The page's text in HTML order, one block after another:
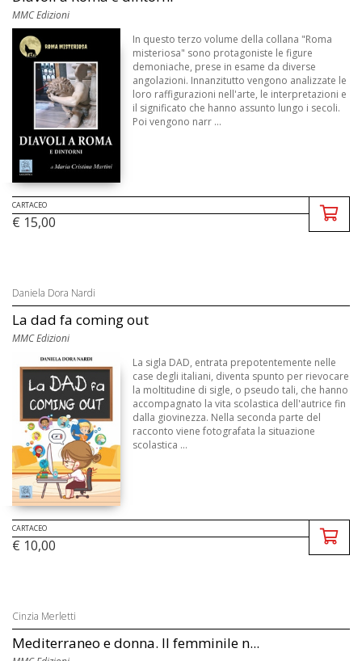
MMC Edizioni
In questo terzo volume della collana "Roma
misteriosa" sono protagoniste le figure
demoniache, prese in esame da diverse
angolazioni. Innanzitutto vengono analizzate le
loro raffigurazioni nell'arte, le interpretazioni e
il significato che hanno assunto lungo i secoli.
Poi vengono narr ...
CARTACEO
€ 15,00
Daniela Dora Nardi
La dad fa coming out
MMC Edizioni
La sigla DAD, entrata prepotentemente nelle
case degli italiani, diventa spunto per rievocare
la moltitudine di sigle, o pseudo tali, che hanno
accompagnato la vita scolastica dell'autrice fin
dalla giovinezza. Nella seconda parte del
racconto viene fotografata la situazione
scolastica ...
CARTACEO
€ 10,00
Cinzia Merletti
Mediterraneo e donna. Il femminile n...